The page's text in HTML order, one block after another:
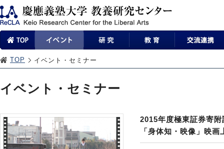
TOP イベント・セミナー
イベント・セミナー
2015年度極東証券寄附
「身体知・映像」映画